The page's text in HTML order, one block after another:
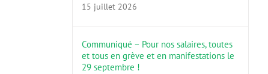
15 juillet 2026
Communiqué – Pour nos salaires, toutes
et tous en grève et en manifestations le
29 septembre !